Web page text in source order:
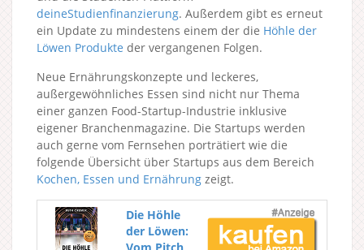
deineStudienfinanzierung. Außerdem gibt es erneut
ein Update zu mindestens einem der die Höhle der
Löwen Produkte der vergangenen Folgen.
Neue Ernährungskonzepte und leckeres,
außergewöhnliches Essen sind nicht nur Thema
einer ganzen Food-Startup-Industrie inklusive
eigener Branchenmagazine. Die Startups werden
auch gerne vom Fernsehen porträtiert wie die
folgende Übersicht über Startups aus dem Bereich
Kochen, Essen und Ernährung zeigt.
Die Höhle
der Löwen: